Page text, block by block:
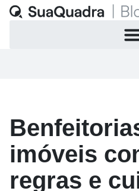
imóveis
regras e